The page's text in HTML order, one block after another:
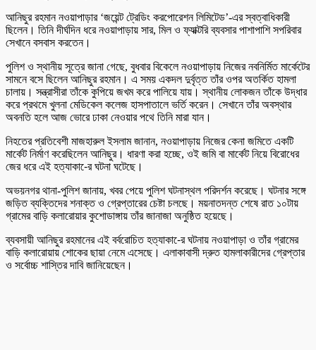
আনিছুর রহমান নওয়াপাড়ার ‘জয়েন্ট ট্রেডিং করপোরেশন লিমিটেড’-এর স্বত্বাধিকারী
ছিলেন। তিনি দীর্ঘদিন ধরে নওয়াপাড়ায় সার, মিল ও ফ্যাক্টরি ব্যবসার পাশাপাশি সপরিবার
সেখানে বসবাস করতেন।
পুলিশ ও স্থানীয় সূত্রে জানা গেছে, বুধবার বিকেলে নওয়াপাড়ায় নিজের নবনির্মিত মার্কেটের
সামনে বসে ছিলেন আনিছুর রহমান। এ সময় একদল দুর্বৃত্ত তাঁর ওপর অতর্কিত হামলা
চালায়। সন্ত্রাসীরা তাঁকে কুপিয়ে জখম করে পালিয়ে যায়। স্থানীয় লোকজন তাঁকে উদ্ধার
করে প্রথমে খুলনা মেডিকেল কলেজ হাসপাতালে ভর্তি করেন। সেখানে তাঁর অবস্থার
অবনতি হলে আজ ভোরে ঢাকা নেওয়ার পথে তিনি মারা যান।
নিহতের প্রতিবেশী মাজহারুল ইসলাম জানান, নওয়াপাড়ায় নিজের কেনা জমিতে একটি
মার্কেট নির্মাণ করেছিলেন আনিছুর। ধারণা করা হচ্ছে, ওই জমি বা মার্কেট নিয়ে বিরোধের
জের ধরে এই হত্যাকা-ের ঘটনা ঘটেছে।
অভয়নগর থানা-পুলিশ জানায়, খবর পেয়ে পুলিশ ঘটনাস্থল পরিদর্শন করেছে। ঘটনার সঙ্গে
জড়িত ব্যক্তিদের শনাক্ত ও গ্রেপ্তারের চেষ্টা চলছে। ময়নাতদন্ত শেষে রাত ১০টায়
গ্রামের বাড়ি কলারোয়ার কুশোডাঙ্গায় তাঁর জানাজা অনুষ্ঠিত হয়েছে।
ব্যবসায়ী আনিছুর রহমানের এই বর্বরোচিত হত্যাকা-ের ঘটনায় নওয়াপাড়া ও তাঁর গ্রামের
বাড়ি কলারোয়ায় শোকের ছায়া নেমে এসেছে। এলাকাবাসী দ্রুত হামলাকারীদের গ্রেপ্তার
ও সর্বোচ্চ শাস্তির দাবি জানিয়েছেন।